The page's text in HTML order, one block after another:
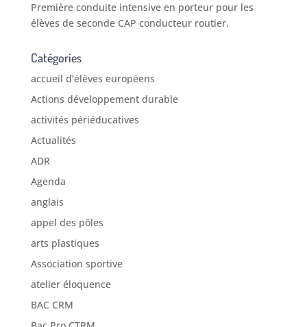
Première conduite intensive en porteur pour les
élèves de seconde CAP conducteur routier.
Catégories
accueil d’élèves européens
Actions développement durable
activités périéducatives
Actualités
ADR
Agenda
anglais
appel des pôles
arts plastiques
Association sportive
atelier éloquence
BAC CRM